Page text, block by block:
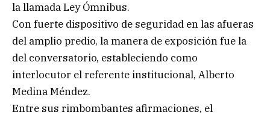
la llamada Ley Ómnibus.
Con fuerte dispositivo de seguridad en las afueras
del amplio predio, la manera de exposición fue la
del conversatorio, estableciendo como
interlocutor el referente institucional, Alberto
Medina Méndez.
Entre sus rimbombantes afirmaciones, el